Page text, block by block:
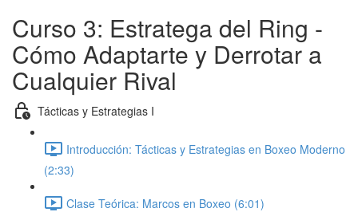
Curso 3: Estratega del Ring -
Cómo Adaptarte y Derrotar a
Cualquier Rival
Tácticas y Estrategias I
Introducción: Tácticas y Estrategias en Boxeo Moderno
(2:33)
Clase Teórica: Marcos en Boxeo (6:01)